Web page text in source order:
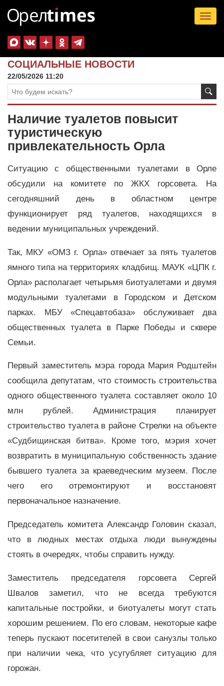
СОЦИАЛЬНЫЕ НОВОСТИ
22/05/2026 11:20
Наличие туалетов повысит
туристическую
привлекательность Орла
Ситуацию с общественными туалетами в Орле
обсудили на комитете по ЖКХ горсовета. На
сегодняшний день в областном центре
функционирует ряд туалетов, находящихся в
ведении муниципальных учреждений.
Так, МКУ «ОМЗ г. Орла» отвечает за пять туалетов
ямного типа на территориях кладбищ. МАУК «ЦПК г.
Орла» располагает четырьмя биотуалетами и двумя
модульными туалетами в Городском и Детском
парках. МБУ «Спецавтобаза» обслуживает два
общественных туалета в Парке Победы и сквере
Семьи.
Первый заместитель мэра города Мария Родштейн
сообщила депутатам, что стоимость строительства
одного общественного туалета составляет около 10
млн рублей. Администрация планирует
строительство туалета в районе Стрелки на объекте
«Судбищинская битва». Кроме того, мэрия хочет
возвратить в муниципальную собственность здание
бывшего туалета за краеведческим музеем. После
чего его отремонтируют и восстановят
первоначальное назначение.
Председатель комитета Александр Головин сказал,
что в людных местах отдыха люди вынуждены
стоять в очередях, чтобы справить нужду.
Заместитель председателя горсовета Сергей
Швалов заметил, что не всегда требуются
капитальные постройки, и биотуалеты могут стать
хорошим решением. По его словам, некоторые кафе
теперь пускают посетителей в свои санузлы только
при наличии чека, что усугубляет ситуацию для
горожан.